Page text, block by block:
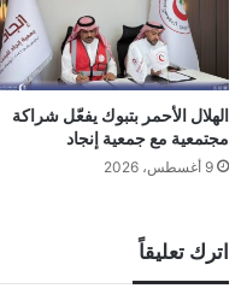
الهلال الأحمر بتبوك يفعّل شراكة
مجتمعية مع جمعية إنجاد
9 أغسطس، 2026
اترك تعليقاً